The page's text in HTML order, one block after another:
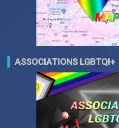
ASSOCIATIONS LGBTQI+